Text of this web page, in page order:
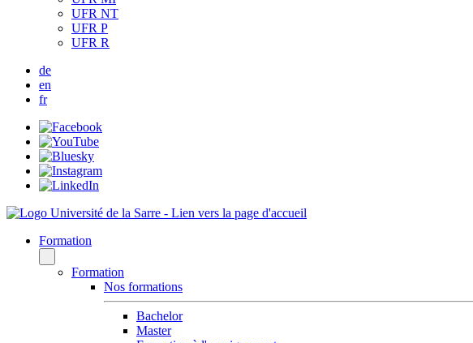
UFR NT
UFR P
UFR R
de
en
fr
Formation
Formation
Nos formations
Bachelor
Master